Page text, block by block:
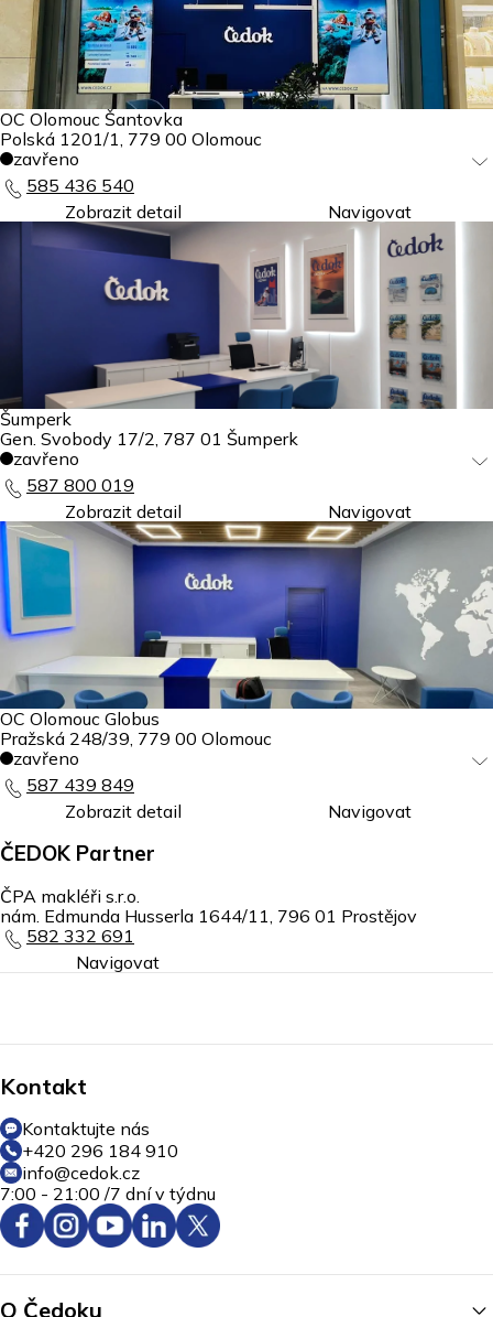
OC Olomouc Šantovka
Polská 1201/1, 779 00 Olomouc
zavřeno
585 436 540
Zobrazit detail
Navigovat
Šumperk
Gen. Svobody 17/2, 787 01 Šumperk
zavřeno
587 800 019
Zobrazit detail
Navigovat
OC Olomouc Globus
Pražská 248/39, 779 00 Olomouc
zavřeno
587 439 849
Zobrazit detail
Navigovat
ČEDOK Partner
ČPA makléři s.r.o.
nám. Edmunda Husserla 1644/11 796 01 Prostějov
582 332 691
Navigovat
Kontakt
Kontaktujte nás
+420 296 184 910
info@cedok.cz
7:00 - 21:00 /7 dní v týdnu
O Čedoku